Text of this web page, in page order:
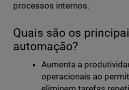
processos internos.
Quais são os
automação?
Aumenta a
operacionais ao